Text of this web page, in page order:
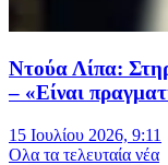
Ντούα Λίπα:
– «Είναι
15 Ιουλίου 2026, 9:11
Oλα τα τελευταία νέα